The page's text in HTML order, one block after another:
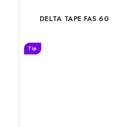
DELTA TAPE FAS 60
Tip